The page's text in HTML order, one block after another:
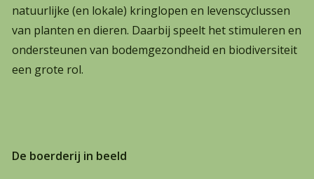
natuurlijke (en lokale) kringlopen en levenscyclussen
van planten en dieren. Daarbij speelt het stimuleren en
ondersteunen van bodemgezondheid en biodiversiteit
een grote rol.
De boerderij in beeld